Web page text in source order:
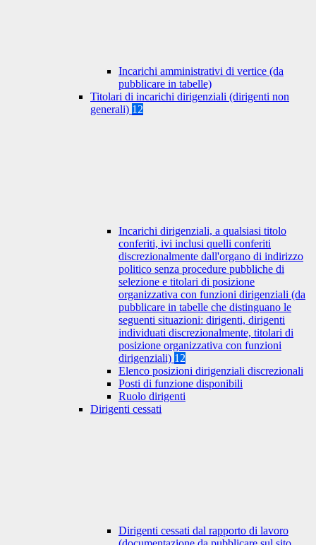
Incarichi amministrativi di vertice (da
pubblicare in tabelle)
Titolari di incarichi dirigenziali (dirigenti non
generali) 12
Incarichi dirigenziali, a qualsiasi titolo
conferiti, ivi inclusi quelli conferiti
discrezionalmente dall'organo di indirizzo
politico senza procedure pubbliche di
selezione e titolari di posizione
organizzativa con funzioni dirigenziali (da
pubblicare in tabelle che distinguano le
seguenti situazioni: dirigenti, dirigenti
individuati discrezionalmente, titolari di
posizione organizzativa con funzioni
dirigenziali) 12
Elenco posizioni dirigenziali discrezionali
Posti di funzione disponibili
Ruolo dirigenti
Dirigenti cessati
Dirigenti cessati dal rapporto di lavoro